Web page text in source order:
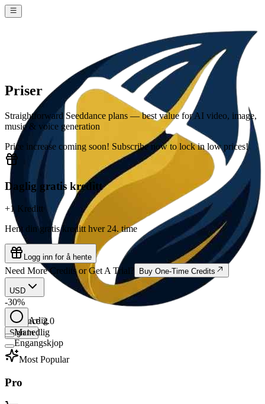
Seedance 2.0
Sign In
Priser
Straightforward Seeddance plans — best value for AI video, image,
music & voice generation
Price increase coming soon! Subscribe now to lock in low prices!
Daglig gratis kreditt
+1 Kreditt
Hent din gratis kreditt hver 24. time
Logg inn for å hente
Need More Credits or Get A Trial? Buy One-Time Credits
USD
-30%
Arlig
Manedlig
Engangskjop
Most Popular
Pro